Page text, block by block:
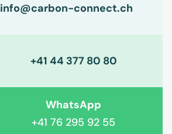
info@carbon-connect.ch
+41 44 377 80 80
WhatsApp
+41 76 295 92 55